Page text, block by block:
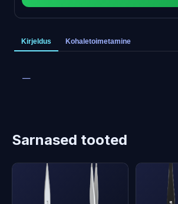
Kirjeldus Kohaletoimetamine
—
Sarnased tooted